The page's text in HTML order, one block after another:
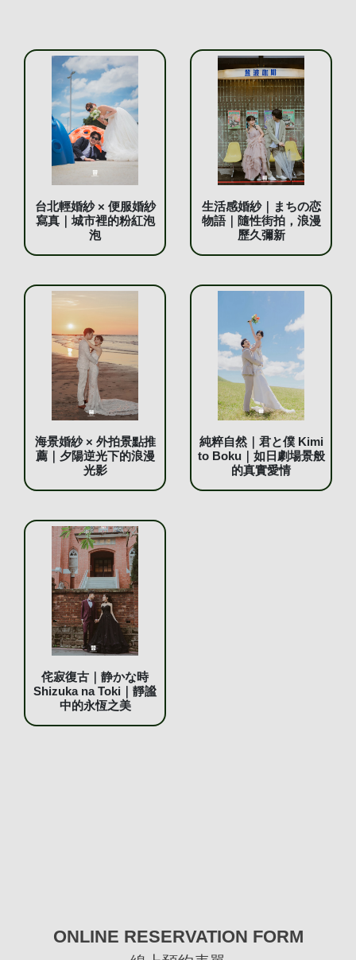
台北輕婚紗 × 便服婚紗
寫真｜城市裡的粉紅泡
泡
生活感婚紗｜まちの恋
物語｜隨性街拍，浪漫
歷久彌新
海景婚紗 × 外拍景點推
薦｜夕陽逆光下的浪漫
光影
純粹自然｜君と僕 Kimi
to Boku｜如日劇場景般
的真實愛情
侘寂復古｜静かな時
Shizuka na Toki｜靜謐
中的永恆之美
ONLINE RESERVATION FORM